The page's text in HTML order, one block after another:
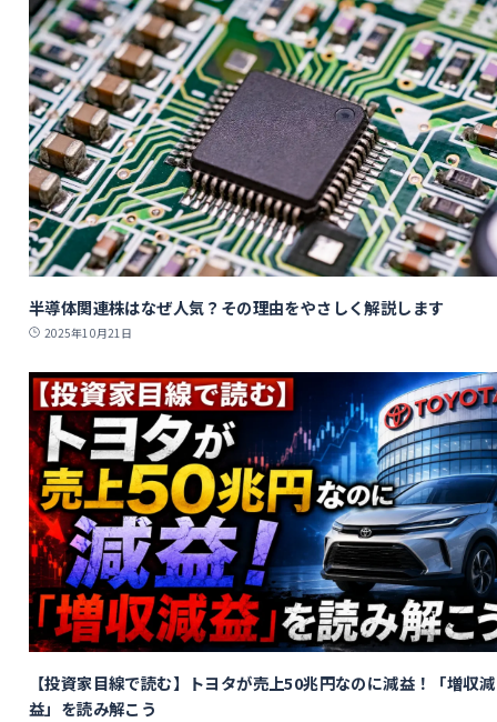
半導体関連株はなぜ人気？その理由をやさしく解説します
2025年10月21日
【投資家目線で読む】トヨタが売上50兆円なのに減益！「増収減
益」を読み解こう